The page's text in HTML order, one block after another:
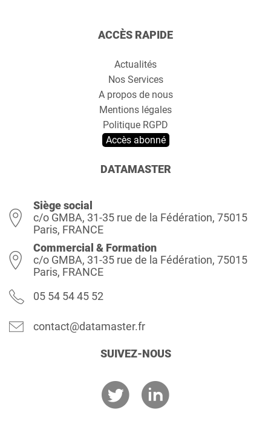
ACCÈS RAPIDE
Actualités
Nos Services
A propos de nous
Mentions légales
Politique RGPD
Accès abonné
DATAMASTER
Siège social
c/o GMBA, 31-35 rue de la Fédération, 75015
Paris, FRANCE
Commercial & Formation
c/o GMBA, 31-35 rue de la Fédération, 75015
Paris, FRANCE
05 54 54 45 52
contact@datamaster.fr
SUIVEZ-NOUS